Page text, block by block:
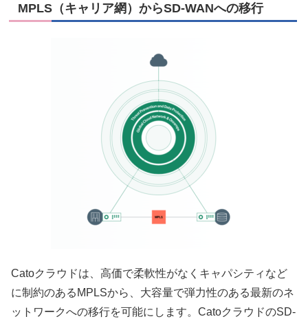
MPLS（キャリア網）からSD-WANへの移行
Catoクラウドは、高価で柔軟性がなくキャパシティなど
に制約のあるMPLSから、大容量で弾力性のある最新のネ
ットワークへの移行を可能にします。CatoクラウドのSD-